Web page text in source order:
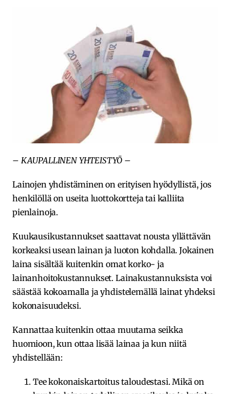
– KAUPALLINEN YHTEISTYÖ –
Lainojen yhdistäminen on erityisen hyödyllistä, jos
henkilöllä on useita luottokortteja tai kalliita
pienlainoja.
Kuukausikustannukset saattavat nousta yllättävän
korkeaksi usean lainan ja luoton kohdalla. Jokainen
laina sisältää kuitenkin omat korko- ja
lainanhoitokustannukset. Lainakustannuksista voi
säästää kokoamalla ja yhdistelemällä lainat yhdeksi
kokonaisuudeksi.
Kannattaa kuitenkin ottaa muutama seikka
huomioon, kun ottaa lisää lainaa ja kun niitä
yhdistellään:
Tee kokonaiskartoitus taloudestasi. Mikä on